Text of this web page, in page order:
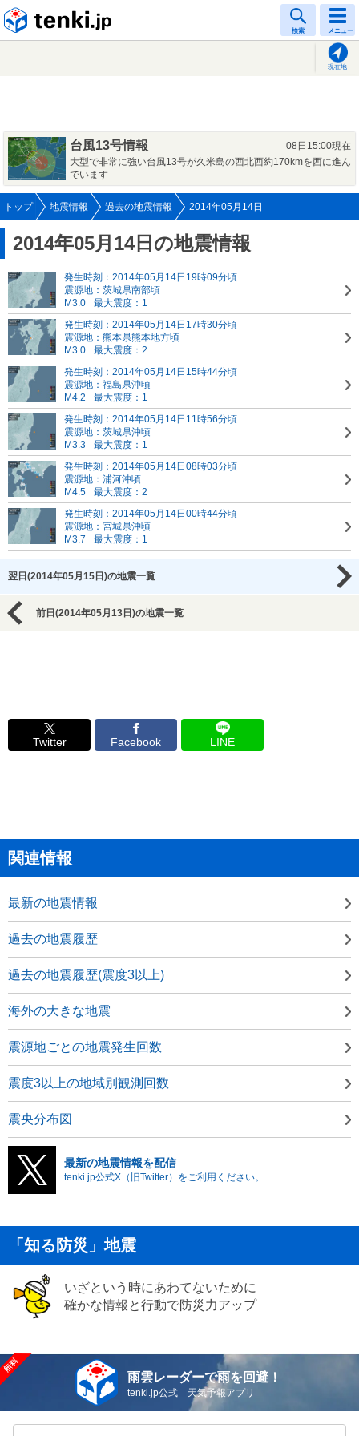
検索 メニュー
現在地
台風13号情報
08日15:00現在
大型で非常に強い台風13号が久米島の西北西約170kmを西に進ん
でいます
トップ 地震情報 過去の地震情報 2014年05月14日
2014年05月14日の地震情報
発生時刻：2014年05月14日19時09分頃
震源地：茨城県南部頃
M3.0
最大震度：1
発生時刻：2014年05月14日17時30分頃
震源地：熊本県熊本地方頃
M3.0
最大震度：2
発生時刻：2014年05月14日15時44分頃
震源地：福島県沖頃
M4.2
最大震度：1
発生時刻：2014年05月14日11時56分頃
震源地：茨城県沖頃
M3.3
最大震度：1
発生時刻：2014年05月14日08時03分頃
震源地：浦河沖頃
M4.5
最大震度：2
発生時刻：2014年05月14日00時44分頃
震源地：宮城県沖頃
M3.7
最大震度：1
翌日(2014年05月15日)の地震一覧
前日(2014年05月13日)の地震一覧
Twitter Facebook LINE
関連情報
最新の地震情報
過去の地震履歴
過去の地震履歴(震度3以上)
海外の大きな地震
震源地ごとの地震発生回数
震度3以上の地域別観測回数
震央分布図
最新の地震情報を配信
tenki.jp公式X（旧Twitter）をご利用ください。
「知る防災」地震
いざという時にあわてないために
確かな情報と行動で防災力アップ
雨雲レーダーで雨を回避！
tenki.jp公式 天気予報アプリ